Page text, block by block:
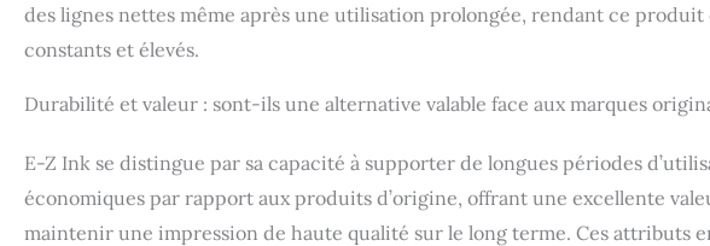
des lignes nettes même après une utilisation prolongée, rendant ce produit
constants et élevés.
Durabilité et valeur : sont-ils une alternative valable face aux marques
E-Z Ink se distingue par sa capacité à supporter de longues périodes
économiques par rapport aux produits d’origine, offrant une excellente
maintenir une impression de haute qualité sur le long terme. Ces attributs